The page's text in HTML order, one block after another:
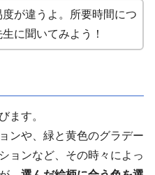
が違うよ。所要時間につ
に聞いてみよう！
ます。
ンや、緑と黄色のグラデー
ョンなど、その時々によっ